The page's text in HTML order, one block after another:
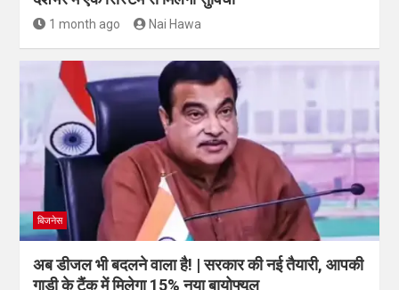
1 month ago Nai Hawa
बिजनेस
अब डीजल भी बदलने वाला है! | सरकार की नई तैयारी, आपकी
गाड़ी के टैंक में मिलेगा 15% नया बायोफ्यूल